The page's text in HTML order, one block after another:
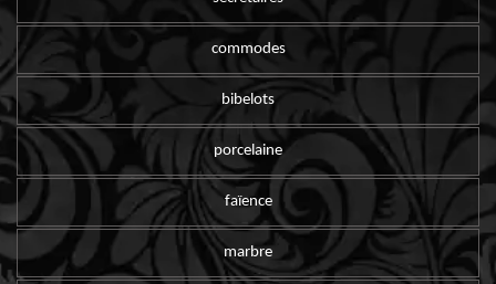
commodes
bibelots
porcelaine
faïence
marbre